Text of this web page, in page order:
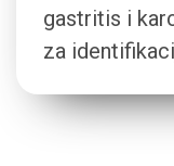
gastritis i
za